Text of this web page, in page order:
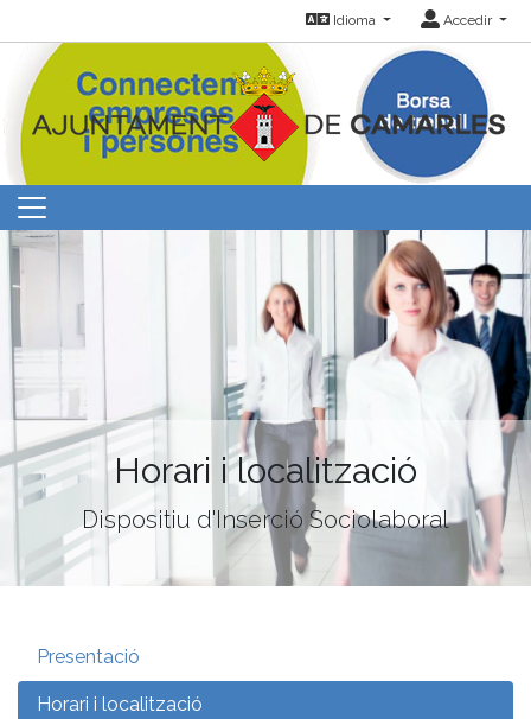
Idioma Accedir
Horari i localització
Dispositiu d'Inserció Sociolaboral
Presentació
Horari i localització